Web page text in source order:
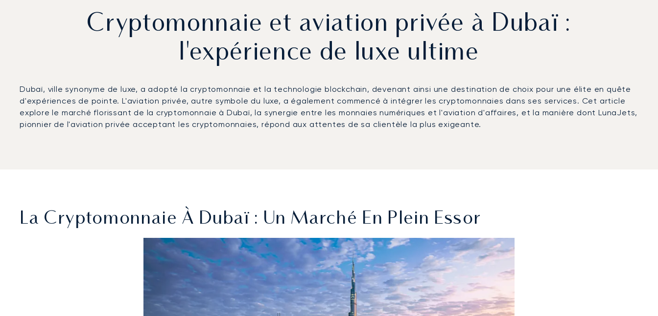
Cryptomonnaie et aviation privée à Dubaï :
l'expérience de luxe ultime
Dubaï, ville synonyme de luxe, a adopté la cryptomonnaie et la technologie blockchain, devenant ainsi une destination de choix pour une élite en quête
d'expériences de pointe. L'aviation privée, autre symbole du luxe, a également commencé à intégrer les cryptomonnaies dans ses services. Cet article
explore le marché florissant de la cryptomonnaie à Dubaï, la synergie entre les monnaies numériques et l'aviation d'affaires, et la manière dont LunaJets,
pionnier de l'aviation privée acceptant les cryptomonnaies, répond aux attentes de sa clientèle la plus exigeante.
La Cryptomonnaie À Dubaï : Un Marché En Plein Essor